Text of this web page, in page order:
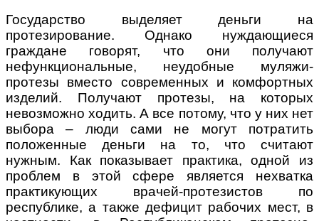
Государство выделяет деньги на
протезирование. Однако нуждающиеся
граждане говорят, что они получают
нефункциональные, неудобные муляжи-
протезы вместо современных и комфортных
изделий. Получают протезы, на которых
невозможно ходить. А все потому, что у них нет
выбора – люди сами не могут потратить
положенные деньги на то, что считают
нужным. Как показывает практика, одной из
проблем в этой сфере является нехватка
практикующих врачей-протезистов по
республике, а также дефицит рабочих мест, в